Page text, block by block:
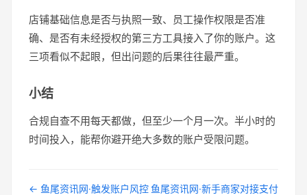
店铺基础信息是否与执照一致、员工操作权限是否准
确、是否有未经授权的第三方工具接入了你的账户。这
三项看似不起眼，但出问题的后果往往最严重。
小结
合规自查不用每天都做，但至少一个月一次。半小时的
时间投入，能帮你避开绝大多数的账户受限问题。
← 鱼尾资讯网·触发账户风控 鱼尾资讯网·新手商家对接支付